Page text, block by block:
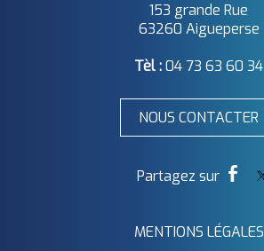
153 grande Rue
63260 Aigueperse
Tèl :04 73 63 60 34
NOUS CONTACTER
MENTIONS LÉGALES